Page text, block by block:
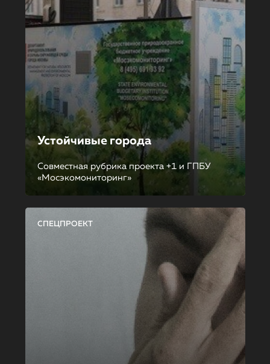
Устойчивые города
Совместная рубрика проекта +1 и ГПБУ
«Мосэкомониторинг»
СПЕЦПРОЕКТ